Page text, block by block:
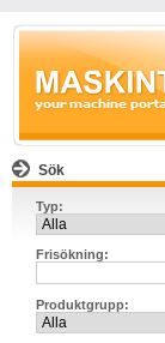
Sök
Typ:
Frisökning:
Produktgrupp: